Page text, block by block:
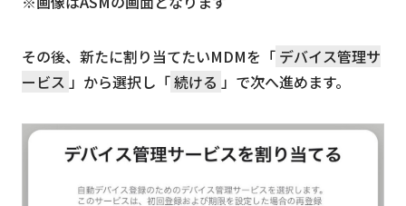
その後、新たに割り当てたいMDMを「 デバイス管理サ
ービス 」から選択し「続ける 」で次へ進めます。